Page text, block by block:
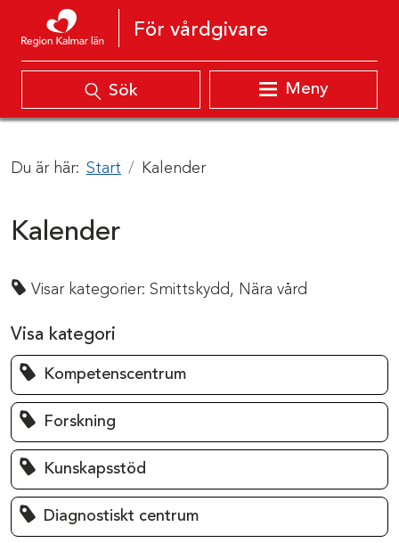
Hoppa till innehåll
För vårdgivare
Sök Meny
Du är här: Start Kalender
Kalender
Visar kategorier: Smittskydd, Nära vård
Visa kategori
Kompetenscentrum
Forskning
Kunskapsstöd
Diagnostiskt centrum